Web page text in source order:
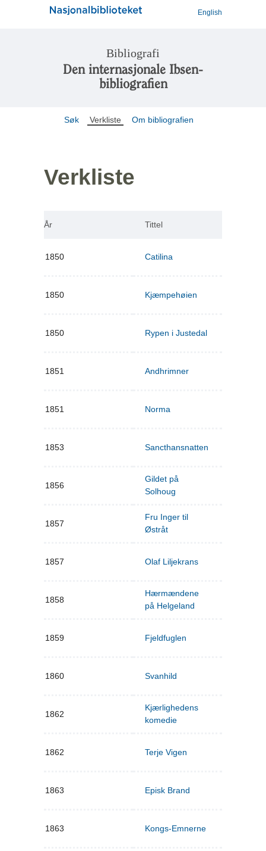
English
Bibliografi
Den internasjonale Ibsen-
bibliografien
Søk Verkliste Om bibliografien
Verkliste
År Tittel
1850 Catilina
1850 Kjæmpehøien
1850 Rypen i Justedal
1851 Andhrimner
1851 Norma
1853 Sancthansnatten
1856
Gildet på
Solhoug
1857
Fru Inger til
Østråt
1857 Olaf Liljekrans
1858
Hærmændene
på Helgeland
1859 Fjeldfuglen
1860 Svanhild
1862
Kjærlighedens
komedie
1862 Terje Vigen
1863 Episk Brand
1863 Kongs-Emnerne